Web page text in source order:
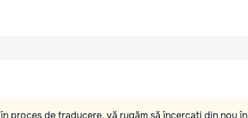
proces de traducere, vă rugăm să încercați din nou în